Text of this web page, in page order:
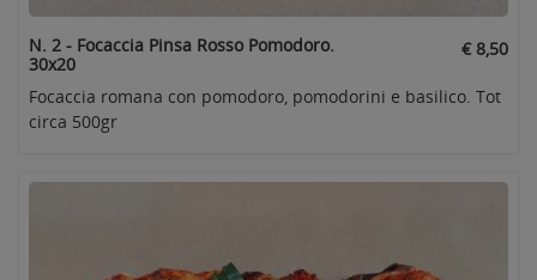
N. 2 - Focaccia Pinsa Rosso Pomodoro.
30x20
€ 8,50
Focaccia romana con pomodoro, pomodorini e basilico. Tot
circa 500gr